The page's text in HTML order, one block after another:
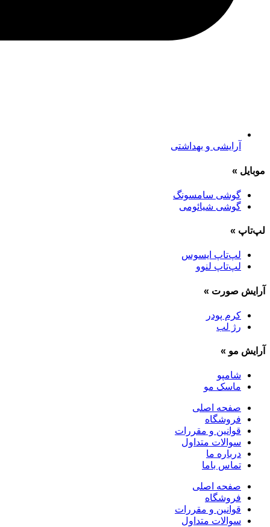
آرایشی و بهداشتی
موبایل »
گوشی سامسونگ
گوشی شیائومی
لپ‌تاپ »
لپ‌تاپ ایسوس
لپ‌تاپ لنوو
آرایش صورت »
کرم پودر
رژ لب
آرایش مو »
شامپو
ماسک مو
صفحه اصلی
فروشگاه
قوانین و مقررات
سوالات متداول
درباره ما
تماس باما
صفحه اصلی
فروشگاه
قوانین و مقررات
سوالات متداول